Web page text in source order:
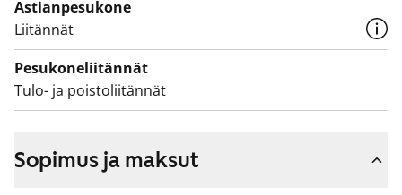
Astianpesukone
Liitännät
Pesukoneliitännät
Tulo- ja poistoliitännät
Sopimus ja maksut